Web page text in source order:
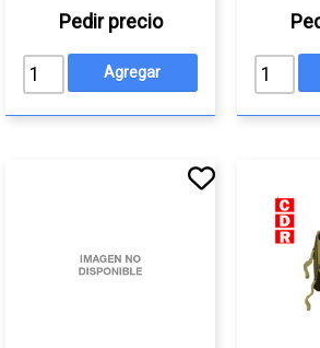
Pedir precio